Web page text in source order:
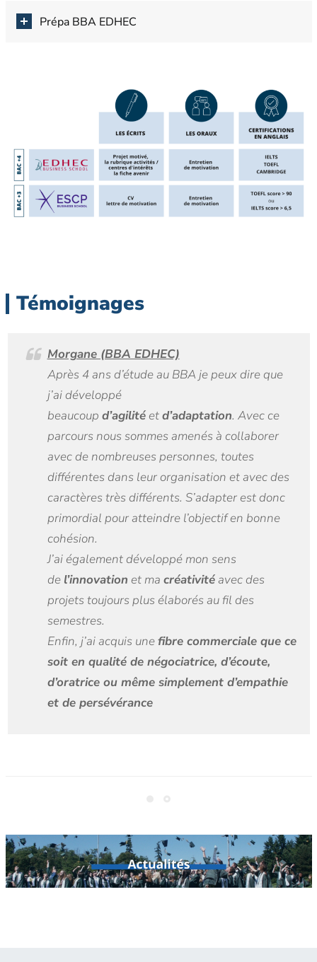
Prépa BBA EDHEC
Témoignages
Morgane (BBA EDHEC)
Après 4 ans d’étude au BBA je peux dire que
j’ai développé
beaucoup d’agilité etd’adaptation. Avec ce
parcours nous sommes amenés à collaborer
avec de nombreuses personnes, toutes
différentes dans leur organisation et avec des
caractères très différents. S’adapter est donc
primordial pour atteindre l’objectif en bonne
cohésion.
J’ai également développé mon sens
de l’innovation et ma créativitéavec des
projets toujours plus élaborés au fil des
semestres.
Enfin, j’ai acquis unefibre commerciale que ce
soit en qualité de négociatrice, d’écoute,
d’oratrice ou même simplement d’empathie
et de persévérance